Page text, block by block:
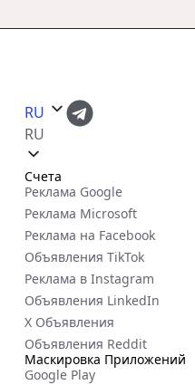
RU
RU
Счета
Реклама Google
Реклама Microsoft
Реклама на Facebook
Объявления TikTok
Реклама в Instagram
Объявления LinkedIn
X Объявления
Объявления Reddit
Маскировка Приложений
Google Play